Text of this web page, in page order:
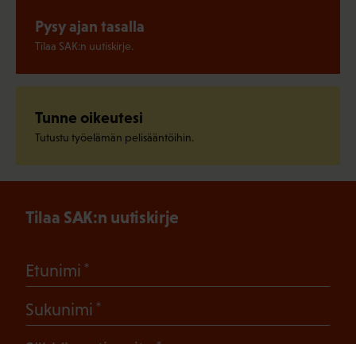
Pysy ajan tasalla
Tilaa SAK:n uutiskirje.
Tunne oikeutesi
Tutustu työelämän pelisääntöihin.
Tilaa SAK:n uutiskirje
Etunimi
Sukunimi